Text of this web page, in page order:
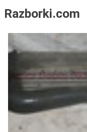
Razborki.com